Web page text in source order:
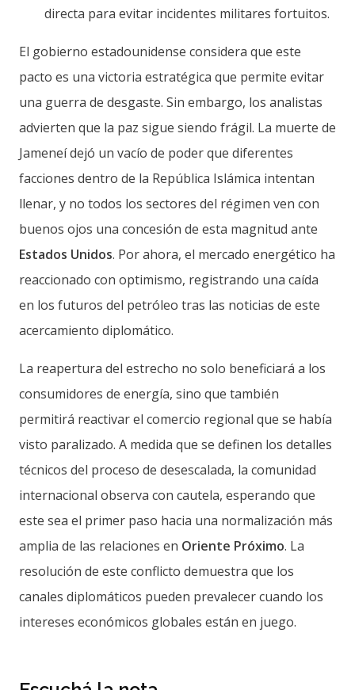
directa para evitar incidentes militares fortuitos.
El gobierno estadounidense considera que este
pacto es una victoria estratégica que permite evitar
una guerra de desgaste. Sin embargo, los analistas
advierten que la paz sigue siendo frágil. La muerte de
Jameneí dejó un vacío de poder que diferentes
facciones dentro de la República Islámica intentan
llenar, y no todos los sectores del régimen ven con
buenos ojos una concesión de esta magnitud ante
Estados Unidos. Por ahora, el mercado energético ha
reaccionado con optimismo, registrando una caída
en los futuros del petróleo tras las noticias de este
acercamiento diplomático.
La reapertura del estrecho no solo beneficiará a los
consumidores de energía, sino que también
permitirá reactivar el comercio regional que se había
visto paralizado. A medida que se definen los detalles
técnicos del proceso de desescalada, la comunidad
internacional observa con cautela, esperando que
este sea el primer paso hacia una normalización más
amplia de las relaciones en Oriente Próximo. La
resolución de este conflicto demuestra que los
canales diplomáticos pueden prevalecer cuando los
intereses económicos globales están en juego.